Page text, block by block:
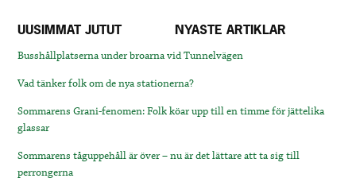
UUSIMMAT JUTUT NYASTE ARTIKLAR
Busshållplatserna under broarna vid Tunnelvägen
Vad tänker folk om de nya stationerna?
Sommarens Grani-fenomen: Folk köar upp till en timme för jättelika
glassar
Sommarens tåguppehåll är över – nu är det lättare att ta sig till
perrongerna